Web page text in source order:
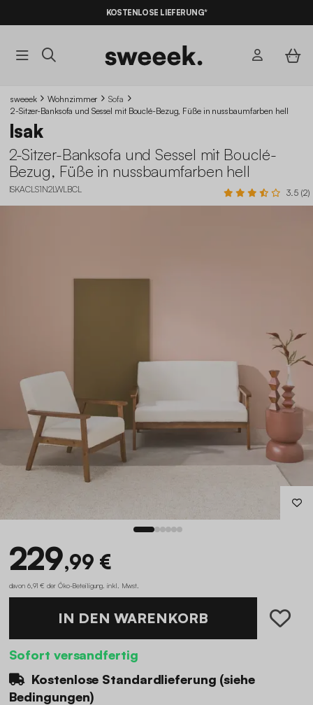
AUF DER SCHNÄPPCHEN* MIT DEM CODE
KOSTENLOSE LIEFERUNG*
sweeek Wohnzimmer
Sofa
2-Sitzer-Banksofa und Sessel mit Bouclé-Bezug, Füße in nussbaumfarben hell
Isak
2-Sitzer-Banksofa und Sessel mit Bouclé-
Bezug, Füße in nussbaumfarben hell
ISKACLS1N2LWLBCL 3.5 (2)
229,99 €
davon 6,91 € der Öko-Beteiligung inkl. Mwst.
IN DEN WARENKORB
Sofort versandfertig
Kostenlose Standardlieferung (siehe
Bedingungen)